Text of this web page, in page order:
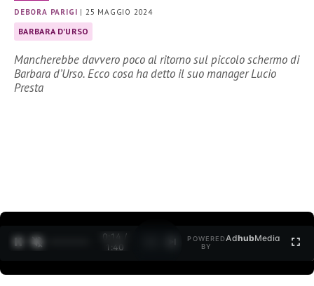
DEBORA PARIGI | 25 MAGGIO 2024
BARBARA D'URSO
Mancherebbe davvero poco al ritorno sul piccolo schermo di
Barbara d’Urso. Ecco cosa ha detto il suo manager Lucio
Presta
0:15 /
1:40
POWERED
BY
AdhubMedia